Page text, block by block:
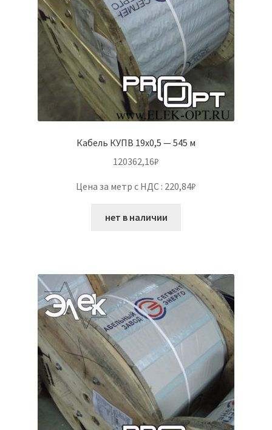
Кабель КУПВ 19х0,5 — 545 м
120362,16₽
Цена за метр с НДС : 220,84₽
нет в наличии